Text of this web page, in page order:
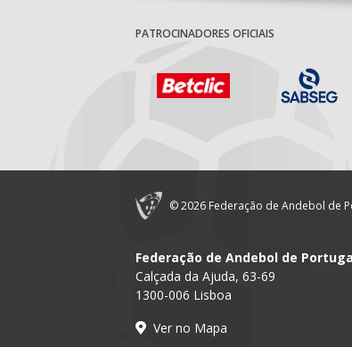
PATROCINADORES OFICIAIS
© 2026 Federação de Andebol de
Federação de Andebol de
Calçada da Ajuda, 63-69
1300-006 Lisboa
Ver no Mapa